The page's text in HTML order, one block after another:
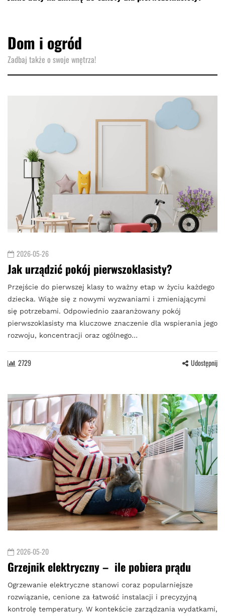
Dom i ogród
Zadbaj także o swoje wnętrza!
2026-05-26
Jak urządzić pokój pierwszoklasisty?
Przejście do pierwszej klasy to ważny etap w życiu każdego
dziecka. Wiąże się z nowymi wyzwaniami i zmieniającymi
się potrzebami. Odpowiednio zaaranżowany pokój
pierwszoklasisty ma kluczowe znaczenie dla wspierania jego
rozwoju, koncentracji oraz ogólnego…
2729 Udostępnij
2026-05-20
Grzejnik elektryczny – ile pobiera prądu
Ogrzewanie elektryczne stanowi coraz popularniejsze
rozwiązanie, cenione za łatwość instalacji i precyzyjną
kontrolę temperatury. W kontekście zarządzania wydatkami,